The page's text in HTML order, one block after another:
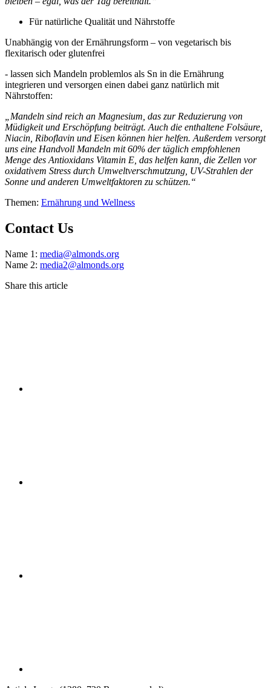
Für natürliche Qualität und Nährstoffe
Unabhängig von der Ernährungsform – von vegetarisch bis
flexitarisch oder glutenfrei
- lassen sich Mandeln problemlos als Sn in die Ernährung
integrieren und versorgen einen dabei ganz natürlich mit
Nährstoffen:
„Mandeln sind reich an Magnesium, das zur Reduzierung von
Müdigkeit und Erschöpfung beiträgt. Auch die enthaltene Folsäure,
Niacin, Riboflavin und Eisen können hier helfen. Außerdem versorgt
uns eine Handvoll Mandeln mit 60% der täglich empfohlenen
Menge des Antioxidans Vitamin E, das helfen kann, die Zellen vor
oxidativem Stress durch Umweltverschmutzung, UV-Strahlen der
Sonne und anderen Umweltfaktoren zu schützen.“
Themen: Ernährung und Wellness
Contact Us
Name 1: media@almonds.org
Name 2: media2@almonds.org
Share this article